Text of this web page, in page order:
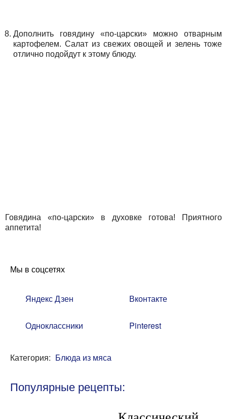
Дополнить говядину «по-царски» можно отварным
картофелем. Салат из свежих овощей и зелень тоже
отлично подойдут к этому блюду.
Говядина «по-царски» в духовке готова! Приятного
аппетита!
Мы в соцсетях
Яндекс Дзен Вконтакте
Одноклассники Pinterest
Категория: Блюда из мяса
Популярные рецепты: